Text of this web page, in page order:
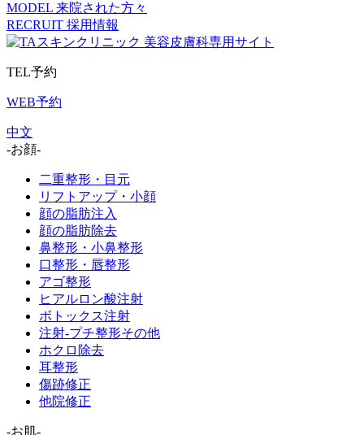
MODEL 来院された方々
RECRUIT 採用情報
TEL予約
WEB予約
中文
-お顔-
二重整形・目元
リフトアップ・小顔
顔の脂肪注入
顔の脂肪除去
鼻整形・小鼻整形
口整形・唇整形
アゴ整形
ヒアルロン酸注射
ボトックス注射
注射-プチ整形その他
ホクロ除去
耳整形
傷跡修正
他院修正
-お肌-